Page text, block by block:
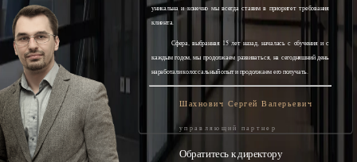
уникальна и конечно мы всегда ставим в приоритет требования
клиента.
Сфера, выбранная 15 лет назад, началась с обучения и с
каждым годом, мы продолжаем развиваться, на сегодняшний день
наработали колоссальный опыт и продолжаем его получать.
Шахнович Сергей Валерьевич
управляющий партнер
Обратитесь к директору